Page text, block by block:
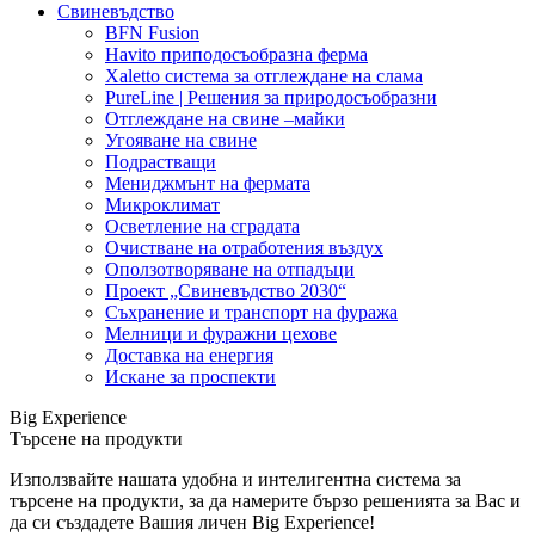
Свиневъдство
BFN Fusion
Havito приподосъобразна ферма
Xaletto система за отглеждане на слама
PureLine | Решения за природосъобразни
Отглеждане на свине –майки
Угояване на свине
Подрастващи
Мениджмънт на фермата
Микроклимат
Осветление на сградата
Очистване на отработения въздух
Оползотворяване на отпадъци
Проект „Свиневъдство 2030“
Съхранение и транспорт на фуража
Мелници и фуражни цехове
Доставка на енергия
Искане за проспекти
Big Experience
Търсене на продукти
Използвайте нашата удобна и интелигентна система за
търсене на продукти, за да намерите бързо решенията за Вас и
да си създадете Вашия личен Big Experience!